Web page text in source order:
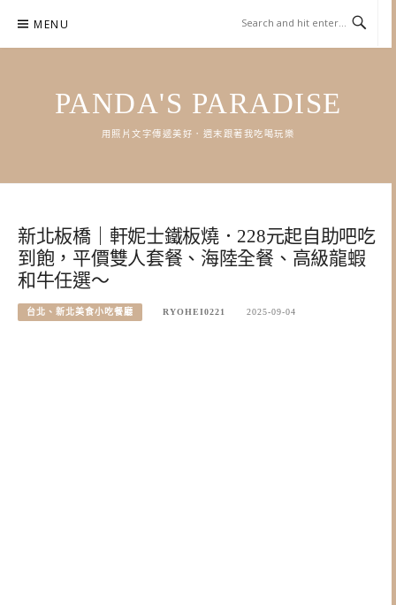
content
MENU
PANDA'S PARADISE
用照片文字傳遞美好．週末跟著我吃喝玩樂
新北板橋｜軒妮士鐵板燒．228元起自助吧吃
到飽，平價雙人套餐、海陸全餐、高級龍蝦
和牛任選～
台北、新北美食小吃餐廳 RYOHEI0221 2025-09-04